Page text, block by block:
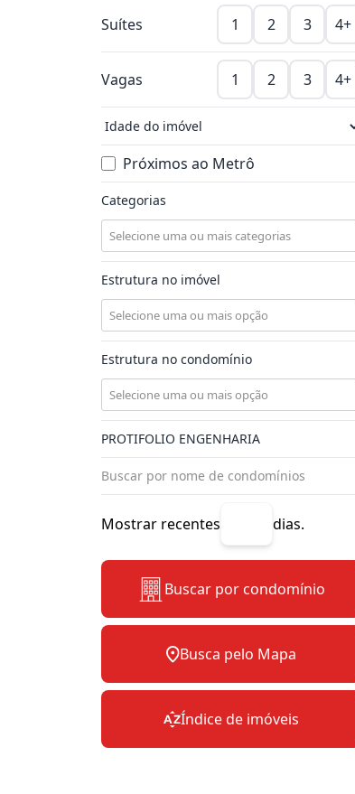
Suítes 1 2 3 4+
Vagas 1 2 3 4+
Próximos ao Metrô
Categorias
Estrutura no imóvel
Estrutura no condomínio
Mostrar recentes dias.
Buscar por condomínio
Busca pelo Mapa
Índice de imóveis